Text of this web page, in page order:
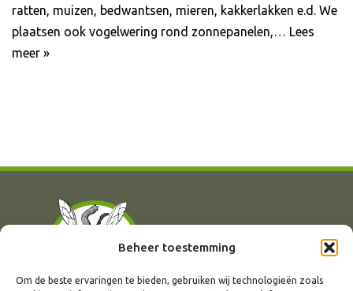
Beheer toestemming
Om de beste ervaringen te bieden, gebruiken wij technologieën zoals
ratten, muizen, bedwantsen, mieren, kakkerlakken e.d. We
plaatsen ook vogelwering rond zonnepanelen,… Lees
meer »